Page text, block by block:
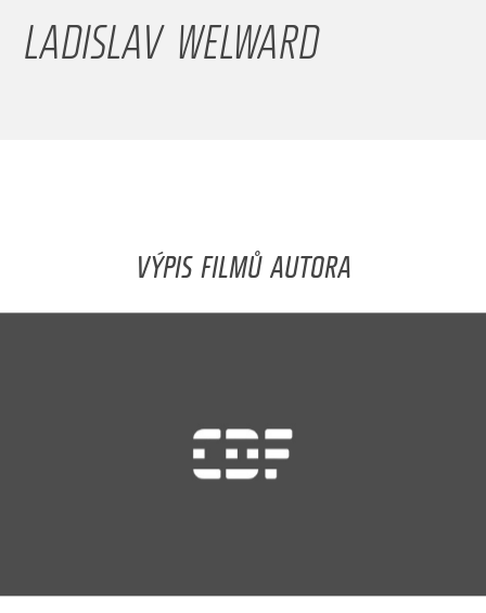
LADISLAV WELWARD
VÝPIS FILMŮ AUTORA